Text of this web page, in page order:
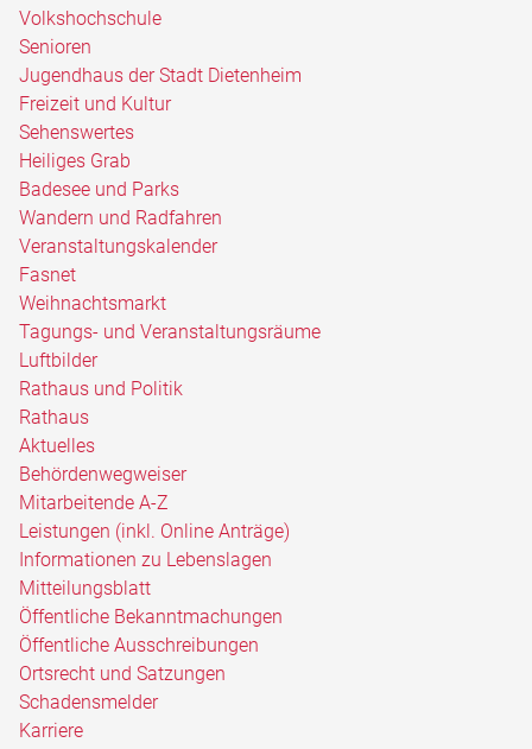
Volkshochschule
Senioren
Jugendhaus der Stadt Dietenheim
Freizeit und Kultur
Sehenswertes
Heiliges Grab
Badesee und Parks
Wandern und Radfahren
Veranstaltungskalender
Fasnet
Weihnachtsmarkt
Tagungs- und Veranstaltungsräume
Luftbilder
Rathaus und Politik
Rathaus
Aktuelles
Behördenwegweiser
Mitarbeitende A-Z
Leistungen (inkl. Online Anträge)
Informationen zu Lebenslagen
Mitteilungsblatt
Öffentliche Bekanntmachungen
Öffentliche Ausschreibungen
Ortsrecht und Satzungen
Schadensmelder
Karriere